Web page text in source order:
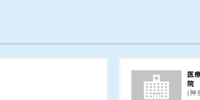
医
院
(神